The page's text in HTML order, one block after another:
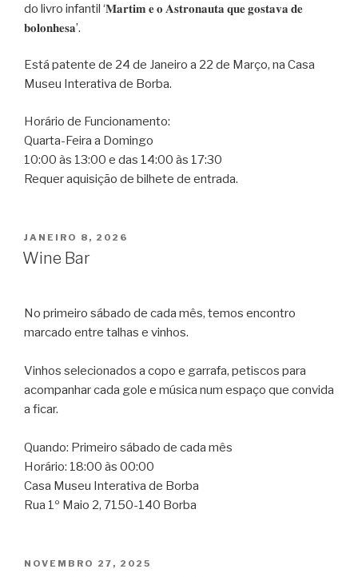
do livro infantil ‘𝐌𝐚𝐫𝐭𝐢𝐦 𝐞 𝐨 𝐀𝐬𝐭𝐫𝐨𝐧𝐚𝐮𝐭𝐚 𝐪𝐮𝐞 𝐠𝐨𝐬𝐭𝐚𝐯𝐚 𝐝𝐞
𝐛𝐨𝐥𝐨𝐧𝐡𝐞𝐬𝐚’.
Está patente de 24 de Janeiro a 22 de Março, na Casa
Museu Interativa de Borba.
Horário de Funcionamento:
Quarta-Feira a Domingo
10:00 às 13:00 e das 14:00 às 17:30
Requer aquisição de bilhete de entrada.
PUBLICADO
EM
JANEIRO 8, 2026
Wine Bar
No primeiro sábado de cada mês, temos encontro
marcado entre talhas e vinhos.
Vinhos selecionados a copo e garrafa, petiscos para
acompanhar cada gole e música num espaço que convida
a ficar.
Quando: Primeiro sábado de cada mês
Horário: 18:00 às 00:00
Casa Museu Interativa de Borba
Rua 1º Maio 2, 7150-140 Borba
PUBLICADO
NOVEMBRO 27, 2025